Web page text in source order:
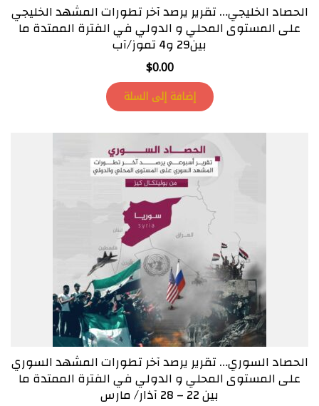
الحصاد الخليجي… تقرير يرصد آخر تطورات المشهد الخليجي
على المستوى المحلي و الدولي في الفترة الممتدة ما
بين29 و4 تموز/آب
$0.00
إضافة إلى السلة
الحصاد السوري… تقرير يرصد آخر تطورات المشهد السوري
على المستوى المحلي و الدولي في الفترة الممتدة ما
بين 22 – 28 آذار/ مارس